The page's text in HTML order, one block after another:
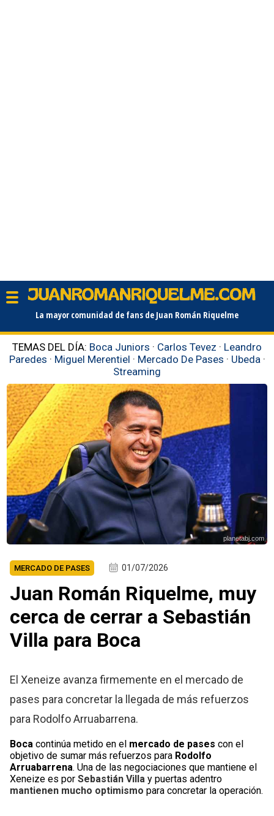
La mayor comunidad de fans de Juan Román Riquelme
TEMAS DEL DÍA: Boca Juniors · Carlos Tevez · Leandro
Paredes · Miguel Merentiel · Mercado De Pases · Ubeda ·
Streaming
planetabj.com
MERCADO DE PASES 01/07/2026
Juan Román Riquelme, muy
cerca de cerrar a Sebastián
Villa para Boca
El Xeneize avanza firmemente en el mercado de
pases para concretar la llegada de más refuerzos
para Rodolfo Arruabarrena.
Boca continúa metido en el mercado de pases con el
objetivo de sumar más refuerzos para Rodolfo
Arruabarrena. Una de las negociaciones que mantiene el
Xeneize es porSebastián Villa y puertas adentro
mantienen mucho optimismo para concretar la operación.